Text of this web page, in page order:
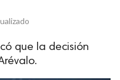
que la decisión